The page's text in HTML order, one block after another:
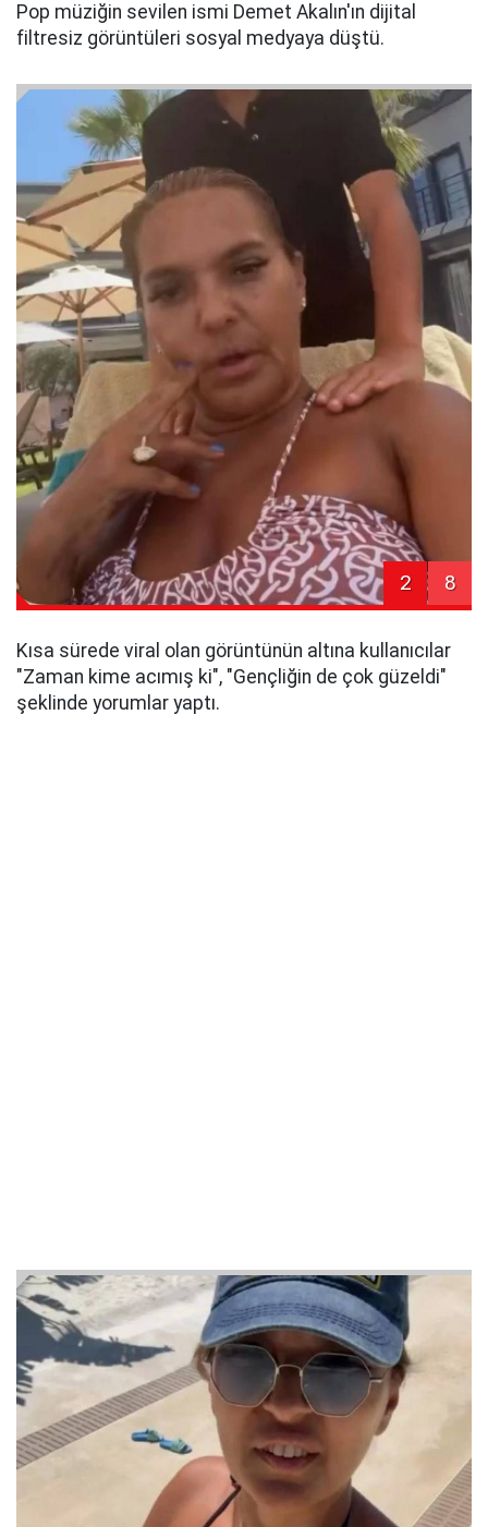
Pop müziğin sevilen ismi Demet Akalın'ın dijital
filtresiz görüntüleri sosyal medyaya düştü.
2 8
Kısa sürede viral olan görüntünün altına kullanıcılar
"Zaman kime acımış ki", "Gençliğin de çok güzeldi"
şeklinde yorumlar yaptı.